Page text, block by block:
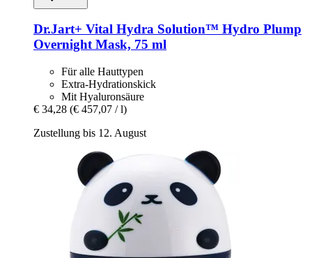
Dr.Jart+ Vital Hydra Solution™ Hydro Plump
Overnight Mask, 75 ml
Für alle Hauttypen
Extra-Hydrationskick
Mit Hyaluronsäure
€ 34,28 (€ 457,07 / l)
Zustellung bis 12. August